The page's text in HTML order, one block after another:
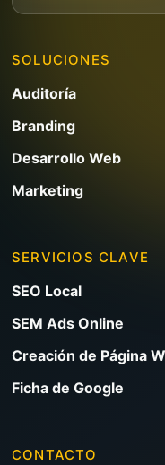
SOLUCIONES
Auditoría
Branding
Desarrollo Web
Marketing
SERVICIOS CLAVE
SEO Local
SEM Ads Online
Creación de Página
Ficha de Google
CONTACTO